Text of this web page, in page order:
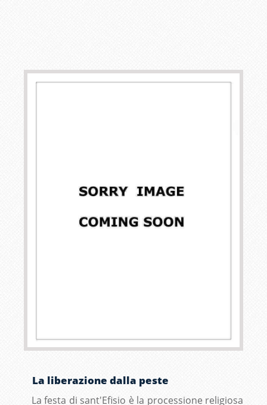
La liberazione dalla peste
La festa di sant'Efisio è la processione religiosa